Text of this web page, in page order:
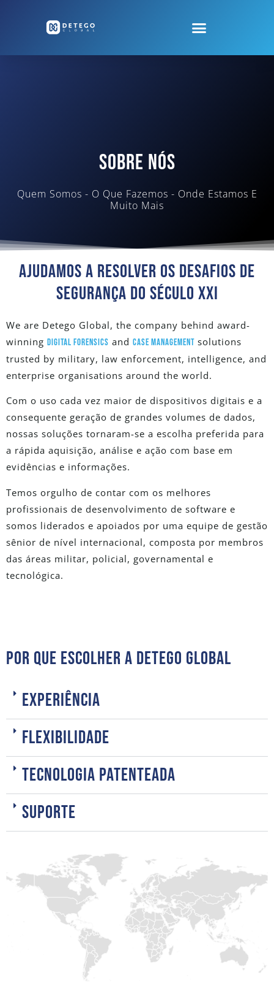
Sobre Nós
Quem Somos - O Que Fazemos - Onde Estamos E
Muito Mais
Ajudamos A Resolver Os Desafios De
Segurança Do Século XXI
We are Detego Global, the company behind award-
winning digital forensics and case management solutions
trusted by military, law enforcement, intelligence, and
enterprise organisations around the world.
Com o uso cada vez maior de dispositivos digitais e a
consequente geração de grandes volumes de dados,
nossas soluções tornaram-se a escolha preferida para
a rápida aquisição, análise e ação com base em
evidências e informações.
Temos orgulho de contar com os melhores
profissionais de desenvolvimento de software e
somos liderados e apoiados por uma equipe de gestão
sênior de nível internacional, composta por membros
das áreas militar, policial, governamental e
tecnológica.
POR QUE ESCOLHER A DETEGO GLOBAL
Experiência
Flexibilidade
Tecnologia Patenteada
SUPORTE